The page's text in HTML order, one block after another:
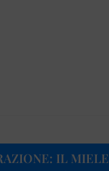
IL MIELE